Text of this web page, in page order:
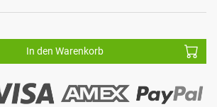
In den Warenkorb